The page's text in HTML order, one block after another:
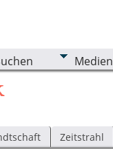
Medien
Zeitstrahl